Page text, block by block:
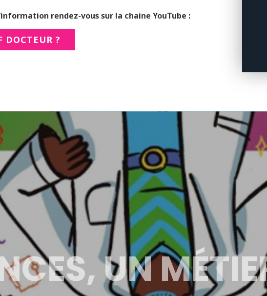
rendez-vous sur la chaine YouTube :
DOCTEUR ?
UN